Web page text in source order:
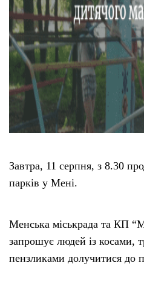
Контакти
Рекламні прайси
Підтримати «місцевих»
Редакційна політика
Завтра, 11 серпня, з 8.30
парків у Мені.
Менська міськрада та КП
запрошує людей із косами,
пензликами долучитися до